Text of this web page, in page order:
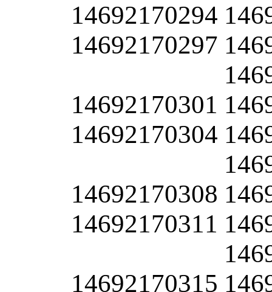
14692170294
14692170297
14692170301
14692170304
14692170308
14692170311
14692170315